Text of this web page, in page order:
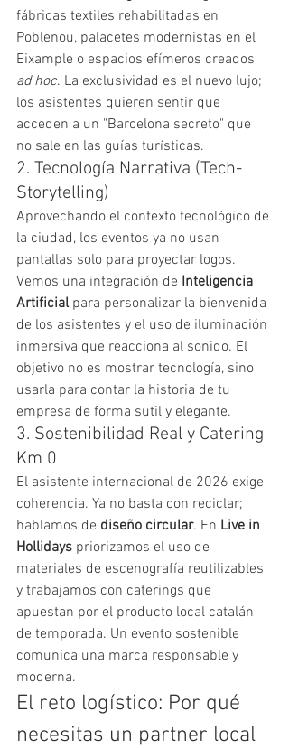
fábricas textiles rehabilitadas en
Poblenou, palacetes modernistas en el
Eixample o espacios efímeros creados
ad hoc. La exclusividad es el nuevo lujo;
los asistentes quieren sentir que
acceden a un "Barcelona secreto" que
no sale en las guías turísticas.
2. Tecnología Narrativa (Tech-
Storytelling)
Aprovechando el contexto tecnológico de
la ciudad, los eventos ya no usan
pantallas solo para proyectar logos.
Vemos una integración de Inteligencia
Artificial para personalizar la bienvenida
de los asistentes y el uso de iluminación
inmersiva que reacciona al sonido. El
objetivo no es mostrar tecnología, sino
usarla para contar la historia de tu
empresa de forma sutil y elegante.
3. Sostenibilidad Real y Catering
Km 0
El asistente internacional de 2026 exige
coherencia. Ya no basta con reciclar;
hablamos de diseño circular. En Live in
Hollidays priorizamos el uso de
materiales de escenografía reutilizables
y trabajamos con caterings que
apuestan por el producto local catalán
de temporada. Un evento sostenible
comunica una marca responsable y
moderna.
El reto logístico: Por qué
necesitas un partner local